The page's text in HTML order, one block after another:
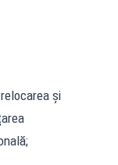
și